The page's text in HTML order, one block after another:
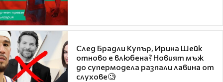
След Брадли Купър, Ирина Шейк
отново е влюбена? Новият мъж
до супермодела разпали лавина от
слухове🧐